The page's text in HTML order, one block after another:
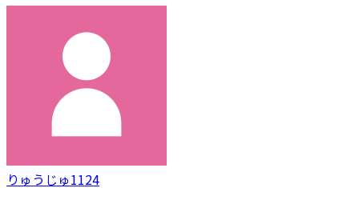
りゅうじゅ1124